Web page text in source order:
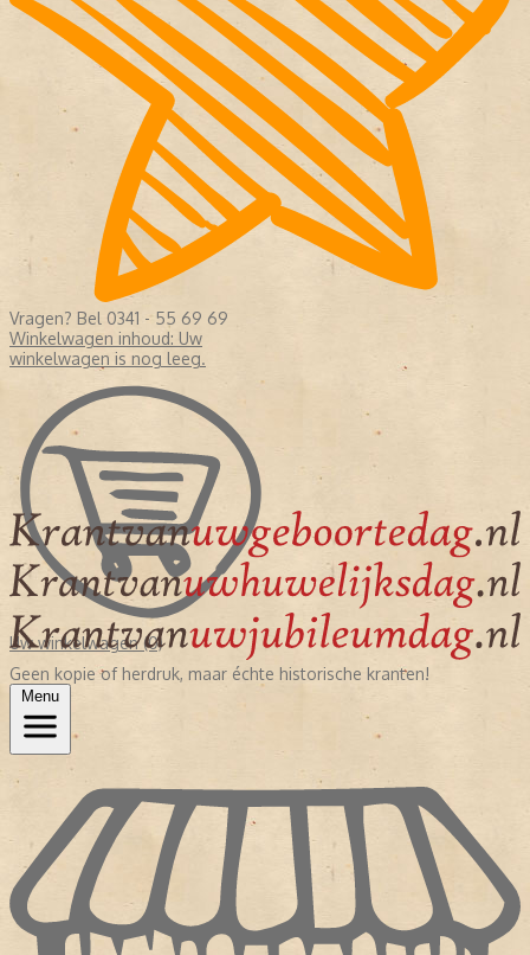
Vragen? Bel 0341 - 55 69 69
Winkelwagen inhoud: Uw
winkelwagen is nog leeg.
Uw winkelwagen (0)
Geen kopie of herdruk, maar échte historische kranten!
Menu